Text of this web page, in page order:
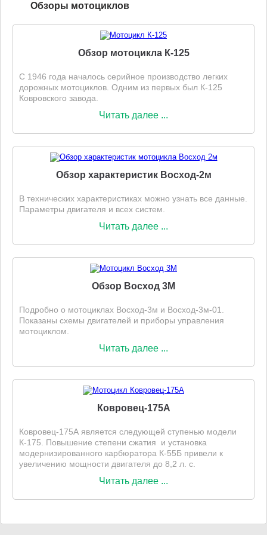
Обзоры мотоциклов
Обзор мотоцикла К-125
С 1946 года началось серийное производство легких
дорожных мотоциклов. Одним из первых был К-125
Ковровского завода.
Читать далее ...
Обзор характеристик Восход-2м
В технических характеристиках можно узнать все данные.
Параметры двигателя и всех систем.
Читать далее ...
Обзор Восход 3М
Подробно о мотоциклах Восход-3м и Восход-3м-01.
Показаны схемы двигателей и приборы управления
мотоциклом.
Читать далее ...
Ковровец-175А
Ковровец-175А является следующей ступенью модели
К-175. Повышение степени сжатия и установка
модернизированного карбюратора К-55Б привели к
увеличению мощности двигателя до 8,2 л. с.
Читать далее ...